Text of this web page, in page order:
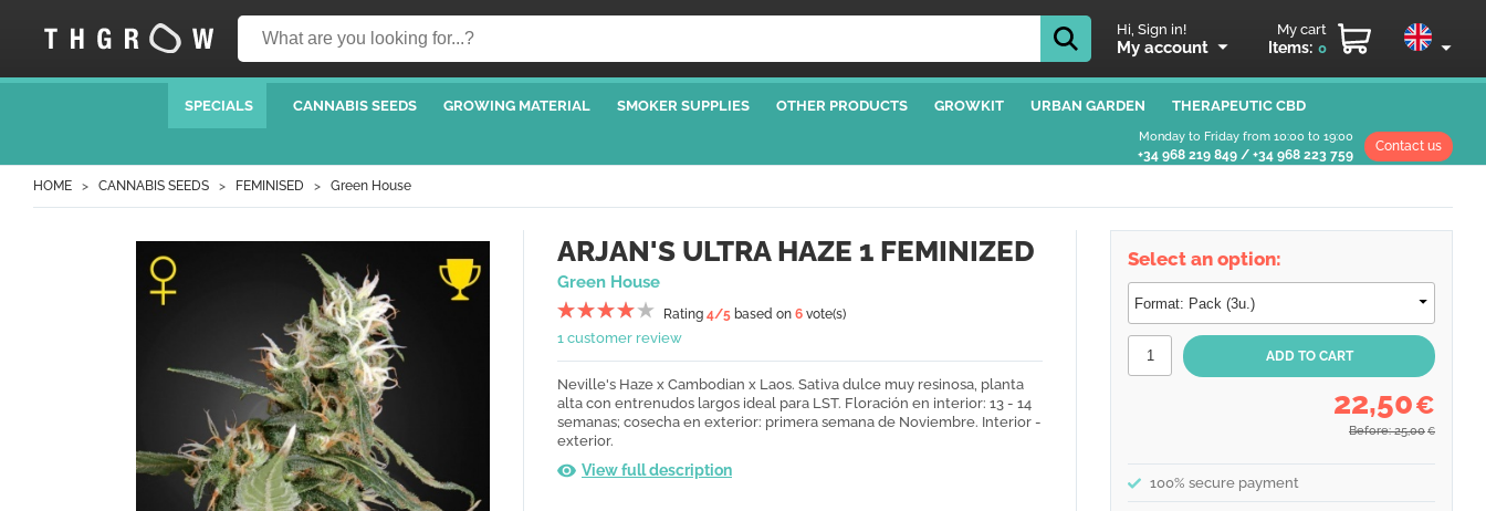
Hi, Sign in!
My account
My cart
Items: 0
SPECIALS CANNABIS SEEDS GROWING MATERIAL SMOKER SUPPLIES OTHER PRODUCTS GROWKIT URBAN GARDEN THERAPEUTIC CBD
Monday to Friday from 10:00 to 19:00
+34 968 219 849 / +34 968 223 759
Contact us
HOME CANNABIS SEEDS FEMINISED Green House
ARJAN'S ULTRA HAZE 1 FEMINIZED
Green House
Rating 4/5 based on 6 vote(s)
1 customer review
Neville's Haze x Cambodian x Laos. Sativa dulce muy resinosa, planta
alta con entrenudos largos ideal para LST. Floración en interior: 13 - 14
semanas ; cosecha en exterior: primera semana de Noviembre. Interior -
exterior.
View full description
Select an option:
22,50€
Before: 25,00 €
100% secure payment